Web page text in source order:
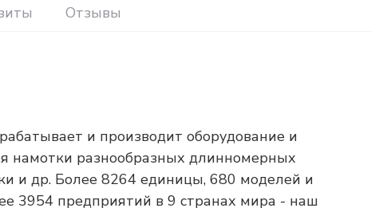
Отзывы
и производит оборудование и
намотки разнообразных длинномерных
и др. Более 8264 единицы, 680 моделей и
3954 предприятий в 9 странах мира - наш